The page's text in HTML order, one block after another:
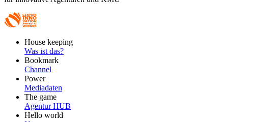
FooterHouse keeping
Was ist das?
Bookmark
Channel
Power
Mediadaten
The game
Agentur HUB
Hello world